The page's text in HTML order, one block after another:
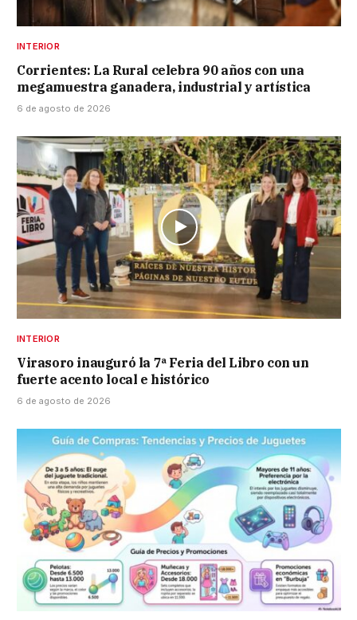
INTERIOR
Corrientes: La Rural celebra 90 años con una
megamuestra ganadera, industrial y artística
6 de agosto de 2026
INTERIOR
Virasoro inauguró la 7ª Feria del Libro con un
fuerte acento local e histórico
6 de agosto de 2026